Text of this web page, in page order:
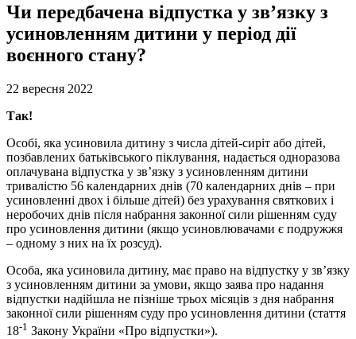
Чи передбачена відпустка у зв’язку з
усиновленням дитини у період дії
воєнного стану?
22 вересня 2022
Так!
Особі, яка усиновила дитину з числа дітей-сиріт або дітей,
позбавлених батьківського піклування, надається одноразова
оплачувана відпустка у зв’язку з усиновленням дитини
тривалістю 56 календарних днів (70 календарних днів – при
усиновленні двох і більше дітей) без урахування святкових і
неробочих днів після набрання законної сили рішенням суду
про усиновлення дитини (якщо усиновлювачами є подружжя
– одному з них на їх розсуд).
Особа, яка усиновила дитину, має право на відпустку у зв’язку
з усиновленням дитини за умови, якщо заява про надання
відпустки надійшла не пізніше трьох місяців з дня набрання
законної сили рішенням суду про усиновлення дитини (стаття
18-1 Закону України «Про відпустки»).